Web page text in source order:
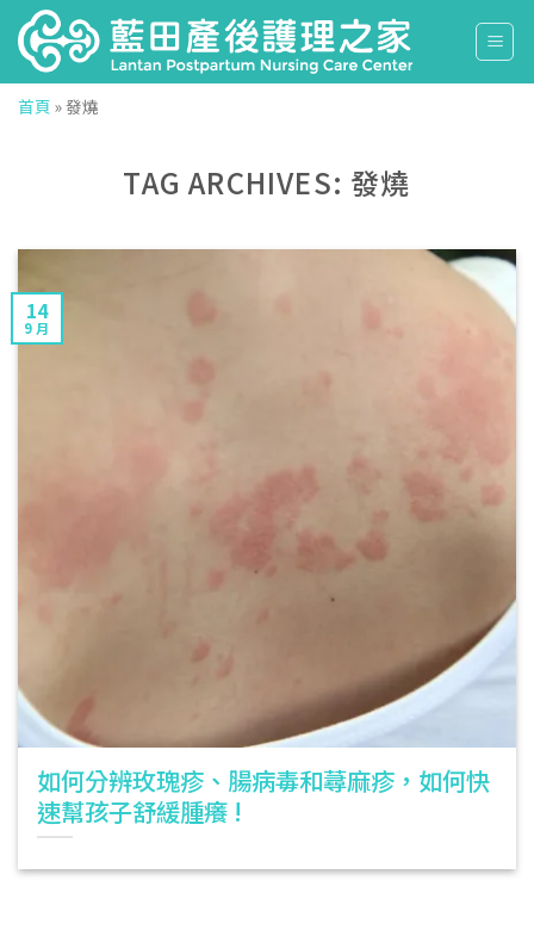
Skip
to
content
首頁 »發燒
TAG ARCHIVES: 發燒
如何分辨玫瑰疹、腸病毒和蕁麻疹，如何快
速幫孩子舒緩腫癢 !
14
9 月